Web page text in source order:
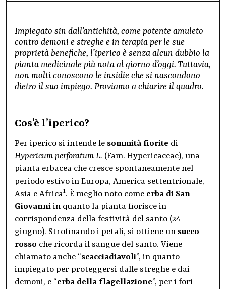
Impiegato sin dall’antichità, come potente amuleto
contro demoni e streghe e in terapia per le sue
proprietà benefiche, l’iperico è senza alcun dubbio la
pianta medicinale più nota al giorno d’oggi. Tuttavia,
non molti conoscono le insidie che si nascondono
dietro il suo impiego. Proviamo a chiarire il quadro.
Cos’è l’iperico?
Per iperico si intende le sommità fiorite di
Hypericum perforatum L. (Fam. Hypericaceae), una
pianta erbacea che cresce spontaneamente nel
periodo estivo in Europa, America settentrionale,
Asia e Africa1. È meglio noto come erba di San
Giovanni in quanto la pianta fiorisce in
corrispondenza della festività del santo (24
giugno). Strofinando i petali, si ottiene un succo
rosso che ricorda il sangue del santo. Viene
chiamato anche “scacciadiavoli”, in quanto
impiegato per proteggersi dalle streghe e dai
demoni, e “erba della flagellazione”, per i fori